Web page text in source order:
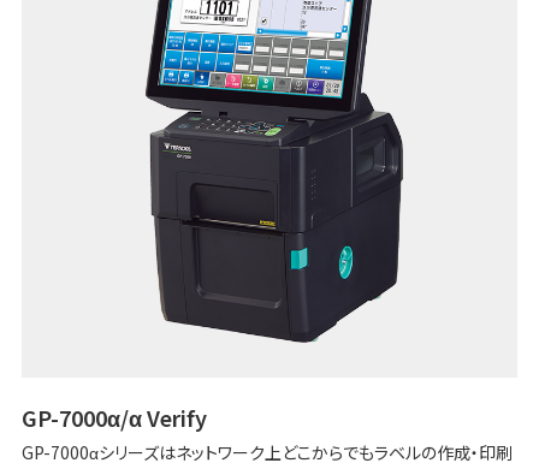
GP-7000α/α Verify
GP-7000αシリーズはネットワーク上どこからでもラベルの作成・印刷